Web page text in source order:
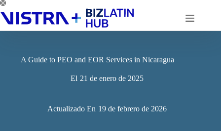
Saltar
al
contenido
A Guide to PEO and EOR Services in Nicaragua
El 21 de enero de 2025
Actualizado En 19 de febrero de 2026